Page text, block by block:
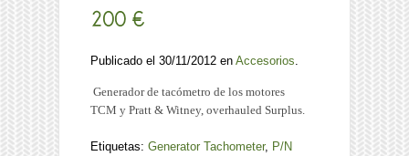
Publicado el 30/11/2012 en Accesorios.
Generador de tacómetro de los motores
TCM y Pratt & Witney, overhauled Surplus.
Etiquetas: Generator Tachometer, P/N